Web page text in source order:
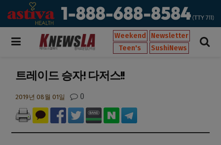
Weekend
Newsletter
Teen's
SushiNews
트레이드 승자! 다저스!!
2019년 08월 01일 0